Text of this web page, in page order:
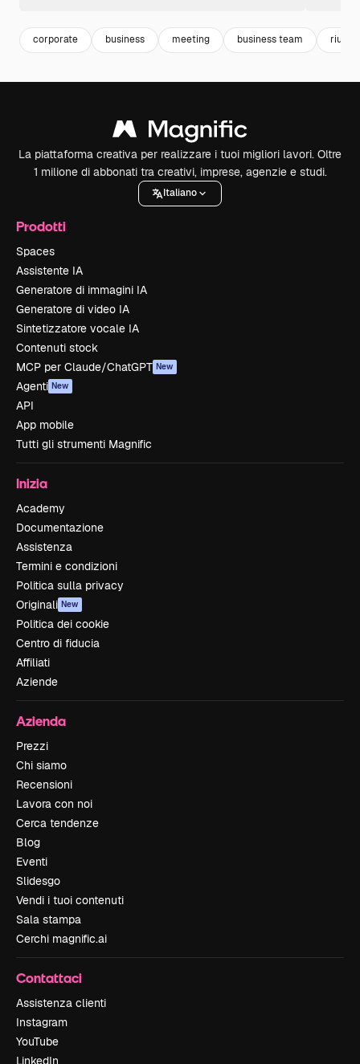
corporate business meeting business team
La piattaforma creativa per realizzare i tuoi migliori lavori. Oltre
1 milione di abbonati tra creativi, imprese, agenzie e studi.
Italiano
Prodotti
Spaces
Assistente IA
Generatore di immagini IA
Generatore di video IA
Sintetizzatore vocale IA
Contenuti stock
MCP per Claude/ChatGPT New
Agenti New
API
App mobile
Tutti gli strumenti Magnific
Inizia
Academy
Documentazione
Assistenza
Termini e condizioni
Politica sulla privacy
Originali New
Politica dei cookie
Centro di fiducia
Affiliati
Aziende
Azienda
Prezzi
Chi siamo
Recensioni
Lavora con noi
Cerca tendenze
Blog
Eventi
Slidesgo
Vendi i tuoi contenuti
Sala stampa
Cerchi magnific.ai
Contattaci
Assistenza clienti
Instagram
YouTube
LinkedIn